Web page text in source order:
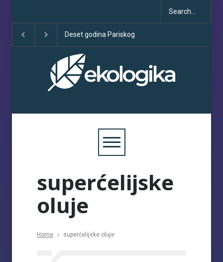
Deset godina Pariskog
sporazuma: između
obećanja i učinka
superćelijske
oluje
Home superćelijske oluje